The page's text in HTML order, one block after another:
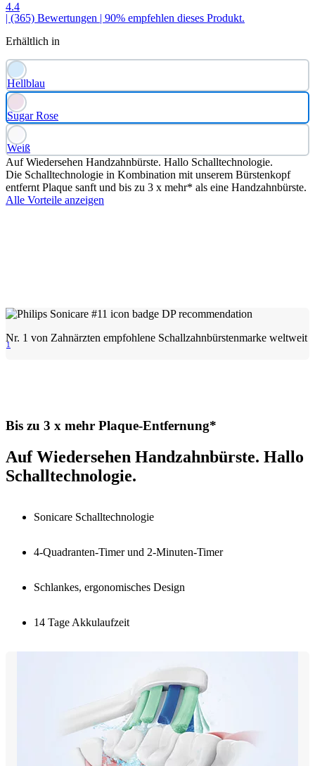
4.4
| (365) Bewertungen | 90% empfehlen dieses Produkt.
Erhältlich in
Hellblau
Sugar Rose
Weiß
Auf Wiedersehen Handzahnbürste. Hallo Schalltechnologie.
Die Schalltechnologie in Kombination mit unserem Bürstenkopf
entfernt Plaque sanft und bis zu 3 x mehr* als eine Handzahnbürste.
Alle Vorteile anzeigen
Nr. 1 von Zahnärzten empfohlene Schallzahnbürstenmarke weltweit
1
Bis zu 3 x mehr Plaque-Entfernung*
Auf Wiedersehen Handzahnbürste. Hallo
Schalltechnologie.
Sonicare Schalltechnologie
4-Quadranten-Timer und 2-Minuten-Timer
Schlankes, ergonomisches Design
14 Tage Akkulaufzeit